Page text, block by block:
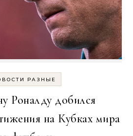
РАЗНЫЕ
Роналду добился
на Кубках мира